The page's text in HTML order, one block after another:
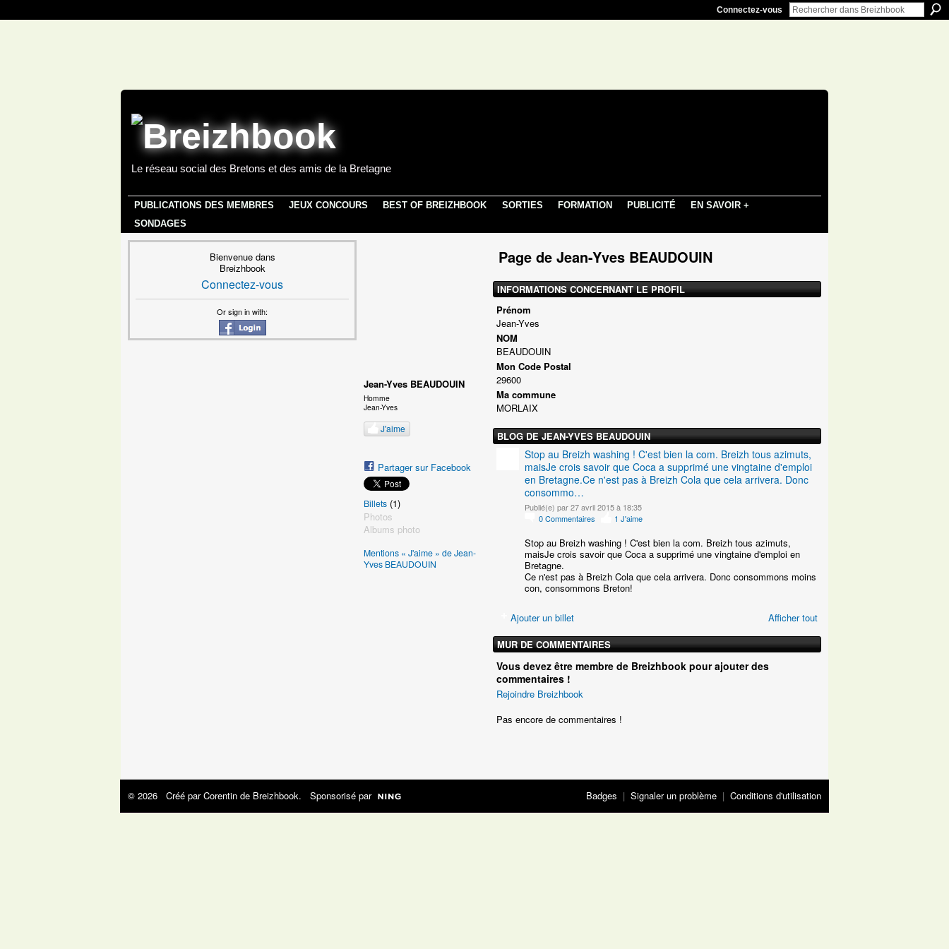
Connectez-vous
Le réseau social des Bretons et des amis de la Bretagne
PUBLICATIONS DES MEMBRES JEUX CONCOURS BEST OF BREIZHBOOK SORTIES FORMATION PUBLICITÉ
EN SAVOIR +
SONDAGES
Bienvenue dans
Breizhbook
Connectez-vous
Or sign in with:
Jean-Yves BEAUDOUIN
Homme
Jean-Yves
J'aime
Partager sur Facebook
Billets (1)
Photos
Albums photo
Mentions « J'aime » de Jean-
Yves BEAUDOUIN
Page de Jean-Yves BEAUDOUIN
INFORMATIONS CONCERNANT LE PROFIL
Prénom
Jean-Yves
NOM
BEAUDOUIN
Mon Code Postal
29600
Ma commune
MORLAIX
BLOG DE JEAN-YVES BEAUDOUIN
Stop au Breizh washing ! C'est bien la com. Breizh tous azimuts,
maisJe crois savoir que Coca a supprimé une vingtaine d'emploi
en Bretagne.Ce n'est pas à Breizh Cola que cela arrivera. Donc
consommo…
Publié(e) par 27 avril 2015 à 18:35
0Commentaires 1 J'aime
Stop au Breizh washing ! C'est bien la com. Breizh tous azimuts,
maisJe crois savoir que Coca a supprimé une vingtaine d'emploi en
Bretagne.
Ce n'est pas à Breizh Cola que cela arrivera. Donc consommons moins
con, consommons Breton!
Ajouter un billet
Afficher tout
MUR DE COMMENTAIRES
Vous devez être membre de Breizhbook pour ajouter des
commentaires !
Rejoindre Breizhbook
Pas encore de commentaires !
© 2026 Créé parCorentin de Breizhbook. Sponsorisé par Badges | Signaler un problème | Conditions d'utilisation